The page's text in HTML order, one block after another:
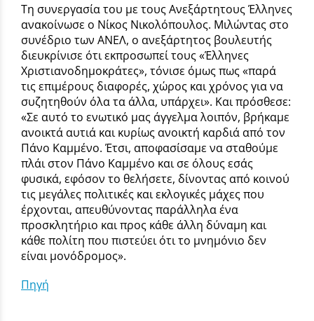
Τη συνεργασία του με τους Ανεξάρτητους Έλληνες
ανακοίνωσε ο Νίκος Νικολόπουλος. Μιλώντας στο
συνέδριο των ΑΝΕΛ, ο ανεξάρτητος βουλευτής
διευκρίνισε ότι εκπροσωπεί τους «Έλληνες
Χριστιανοδημοκράτες», τόνισε όμως πως «παρά
τις επιμέρους διαφορές, χώρος και χρόνος για να
συζητηθούν όλα τα άλλα, υπάρχει». Και πρόσθεσε:
«Σε αυτό το ενωτικό μας άγγελμα λοιπόν, βρήκαμε
ανοικτά αυτιά και κυρίως ανοικτή καρδιά από τον
Πάνο Καμμένο. Έτσι, αποφασίσαμε να σταθούμε
πλάι στον Πάνο Καμμένο και σε όλους εσάς
φυσικά, εφόσον το θελήσετε, δίνοντας από κοινού
τις μεγάλες πολιτικές και εκλογικές μάχες που
έρχονται, απευθύνοντας παράλληλα ένα
προσκλητήριο και προς κάθε άλλη δύναμη και
κάθε πολίτη που πιστεύει ότι το μνημόνιο δεν
είναι μονόδρομος».
Πηγή